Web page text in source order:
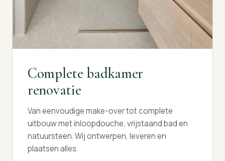
Complete badkamer
renovatie
Van eenvoudige make-over tot complete
uitbouw met inloopdouche, vrijstaand bad en
natuursteen. Wij ontwerpen, leveren en
plaatsen alles.